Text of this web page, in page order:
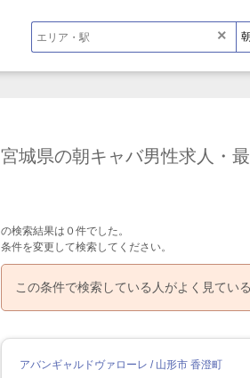
×
宮城県の朝キャバ男性求人・
の検索結果は０件でした。
条件を変更して検索してください。
この条件で検索している人がよく見てい
アバンギャルドヴァローレ / 山形市 香澄町